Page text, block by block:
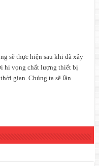
sẽ thực hiện sau khi đã xây
hi vọng chất lượng thiết bị
gian. Chúng ta sẽ lần